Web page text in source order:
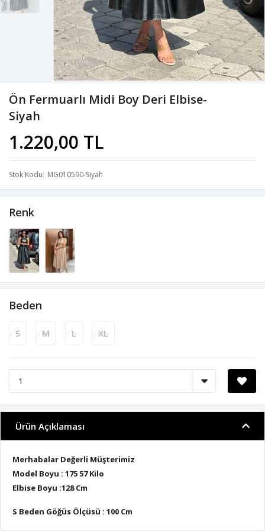
Ön Fermuarlı Midi Boy Deri Elbise-
Siyah
1.220,00 TL
Stok Kodu MG010590-Siyah
Renk
Beden
S M L XL
Ürün Açıklaması
Merhabalar Değerli Müşterimiz
Model Boyu : 175 57 Kilo
Elbise Boyu :128 Cm
S Beden Göğüs Ölçüsü : 100 Cm